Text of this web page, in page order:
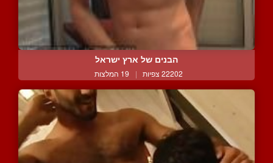
הבנים של ארץ ישראל
22202 צפיות | 19 המלצות